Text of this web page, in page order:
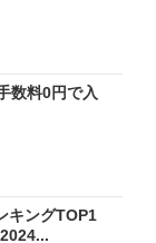
数料0円で入
キングTOP1